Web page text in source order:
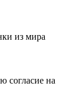
из мира
согласие на